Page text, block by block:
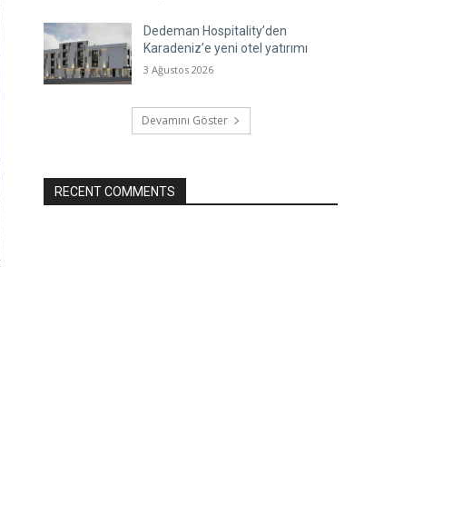
Dedeman Hospitality’den
Karadeniz’e yeni otel yatırımı
3 Ağustos 2026
Devamını Göster
RECENT COMMENTS